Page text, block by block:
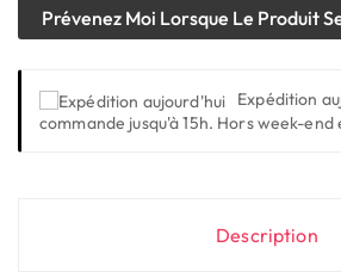
Prévenez Moi Lorsque Le Produit
Expédition
commande jusqu'à 15h. Hors week-
Description